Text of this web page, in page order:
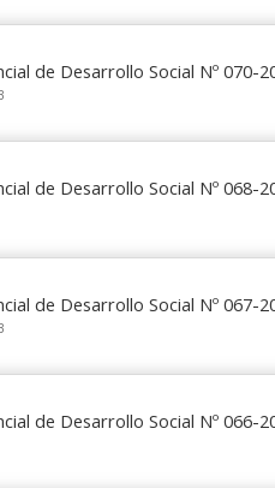
de Desarrollo Social Nº 070-
de Desarrollo Social Nº 068-
de Desarrollo Social Nº 067-
de Desarrollo Social Nº 066-